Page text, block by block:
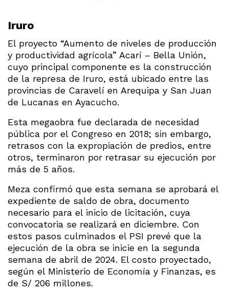
Iruro
El proyecto “Aumento de niveles de producción
y productividad agrícola” Acarí – Bella Unión,
cuyo principal componente es la construcción
de la represa de Iruro, está ubicado entre las
provincias de Caravelí en Arequipa y San Juan
de Lucanas en Ayacucho.
Esta megaobra fue declarada de necesidad
pública por el Congreso en 2018; sin embargo,
retrasos con la expropiación de predios, entre
otros, terminaron por retrasar su ejecución por
más de 5 años.
Meza confirmó que esta semana se aprobará el
expediente de saldo de obra, documento
necesario para el inicio de licitación, cuya
convocatoria se realizará en diciembre. Con
estos pasos culminados el PSI prevé que la
ejecución de la obra se inicie en la segunda
semana de abril de 2024. El costo proyectado,
según el Ministerio de Economía y Finanzas, es
de S/ 206 millones.